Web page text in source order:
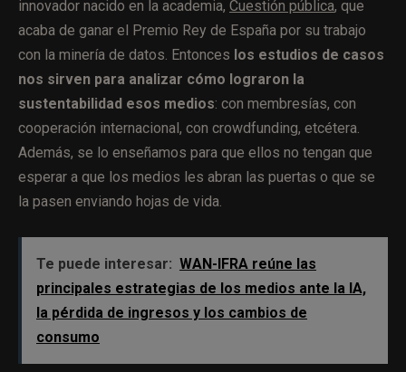
innovador nacido en la academia, Cuestión pública, que
acaba de ganar el Premio Rey de España por su trabajo
con la minería de datos. Entonces los estudios de casos
nos sirven para analizar cómo lograron la
sustentabilidad esos medios: con membresías, con
cooperación internacional, con crowdfunding, etcétera.
Además, se lo enseñamos para que ellos no tengan que
esperar a que los medios les abran las puertas o que se
la pasen enviando hojas de vida.
Te puede interesar: WAN-IFRA reúne las
principales estrategias de los medios ante la IA,
la pérdida de ingresos y los cambios de
consumo